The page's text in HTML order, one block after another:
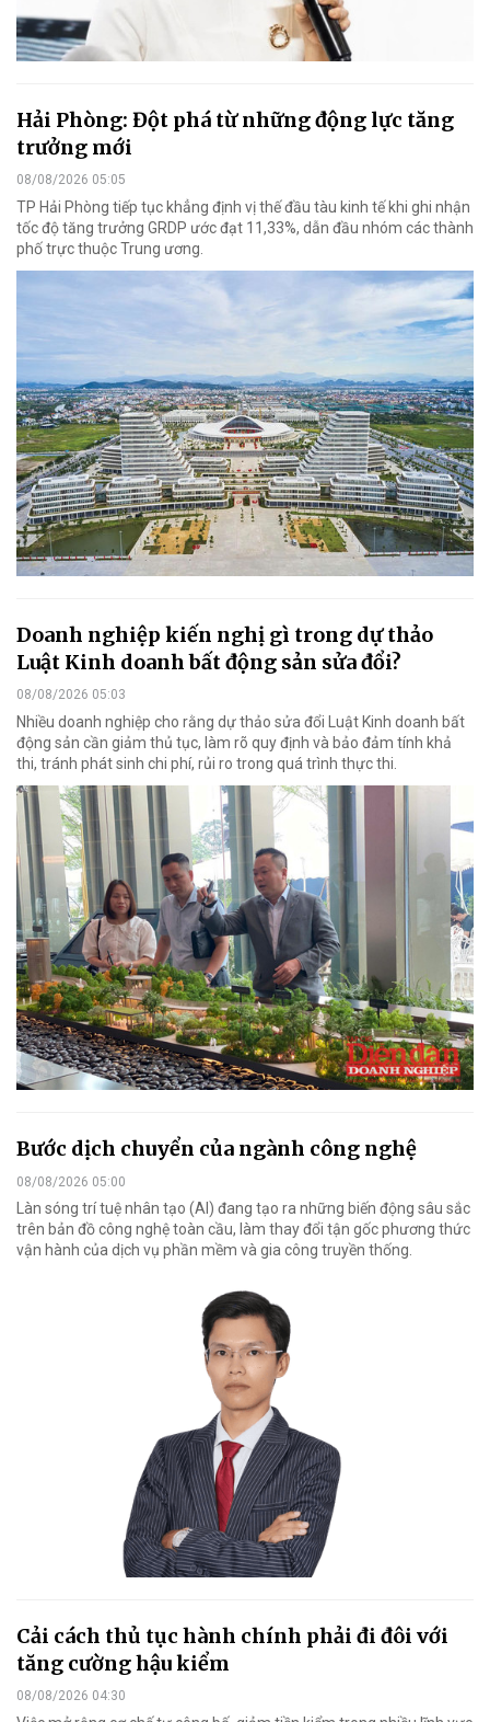
Hải Phòng: Đột phá từ những động lực tăng
trưởng mới
08/08/2026 05:05
TP Hải Phòng tiếp tục khẳng định vị thế đầu tàu kinh tế khi ghi nhận
tốc độ tăng trưởng GRDP ước đạt 11,33%, dẫn đầu nhóm các thành
phố trực thuộc Trung ương.
Doanh nghiệp kiến nghị gì trong dự thảo
Luật Kinh doanh bất động sản sửa đổi?
08/08/2026 05:03
Nhiều doanh nghiệp cho rằng dự thảo sửa đổi Luật Kinh doanh bất
động sản cần giảm thủ tục, làm rõ quy định và bảo đảm tính khả
thi, tránh phát sinh chi phí, rủi ro trong quá trình thực thi.
Bước dịch chuyển của ngành công nghệ
08/08/2026 05:00
Làn sóng trí tuệ nhân tạo (AI) đang tạo ra những biến động sâu sắc
trên bản đồ công nghệ toàn cầu, làm thay đổi tận gốc phương thức
vận hành của dịch vụ phần mềm và gia công truyền thống.
Cải cách thủ tục hành chính phải đi đôi với
tăng cường hậu kiểm
08/08/2026 04:30